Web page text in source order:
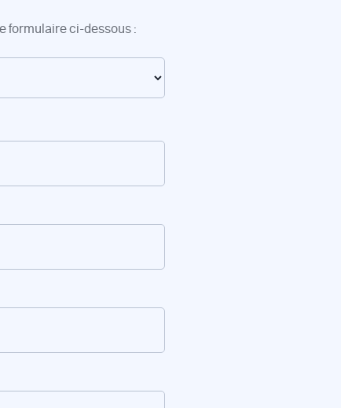
formulaire ci-dessous :